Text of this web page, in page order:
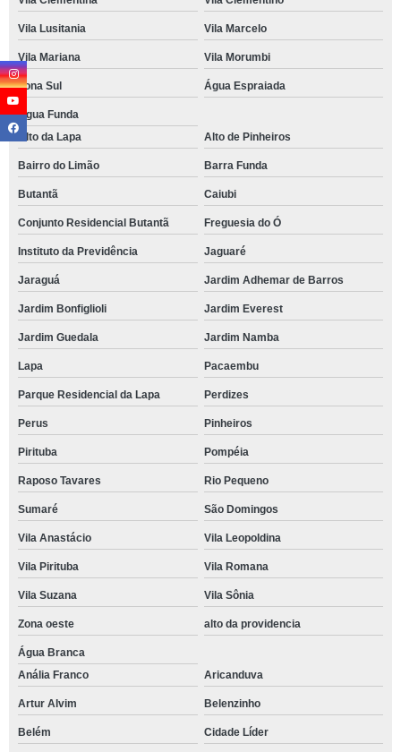
Vila Lusitania Vila Marcelo
Vila Mariana Vila Morumbi
Zona Sul Água Espraiada
Água Funda
Alto da Lapa
Alto de Pinheiros
Bairro do Limão Barra Funda
Butantã Caiubi
Conjunto Residencial Butantã Freguesia do Ó
Instituto da Previdência Jaguaré
Jaraguá Jardim Adhemar de Barros
Jardim Bonfiglioli Jardim Everest
Jardim Guedala Jardim Namba
Lapa Pacaembu
Parque Residencial da Lapa Perdizes
Perus Pinheiros
Pirituba Pompéia
Raposo Tavares Rio Pequeno
Sumaré São Domingos
Vila Anastácio Vila Leopoldina
Vila Pirituba Vila Romana
Vila Suzana Vila Sônia
Zona oeste alto da providencia
Água Branca
Anália Franco
Aricanduva
Artur Alvim Belenzinho
Belém Cidade Líder